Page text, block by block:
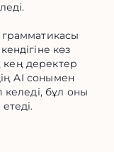
грамматикасы
көз
кең деректер
AI сонымен
келеді, бұл оны